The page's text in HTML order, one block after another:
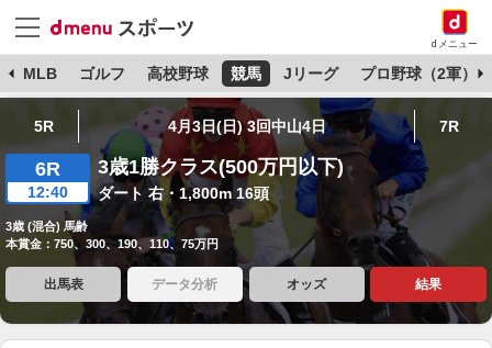
dメニュー
MLB ゴルフ 高校野球 競馬 Jリーグ プロ野球（2軍）
5R 4月3日(日) 3回中山4日 7R
6R
12:40
3歳1勝クラス(500万円以下)
ダート 右・1,800m 16頭
3歳 (混合) 馬齢
本賞金：750、300、190、110、75万円
出馬表 データ分析 オッズ 結果